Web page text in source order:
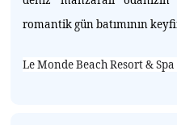
romantik gün batımının
Le Monde Beach Resort & Spa